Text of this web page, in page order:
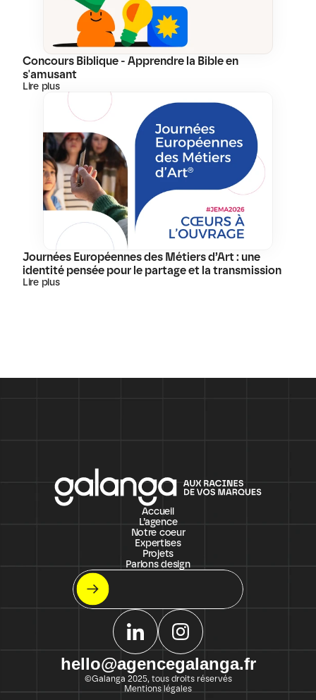
Concours Biblique - Apprendre la Bible en
s'amusant
Lire plus
Journées Européennes des Métiers d’Art : une
identité pensée pour le partage et la transmission
Lire plus
Accueil
L’agence
Notre coeur
Expertises
Projets
Parlons design
On s'appelle ?
Let's meet !
hello@agencegalanga.fr
©Galanga 2025, tous droits réservés
Mentions légales